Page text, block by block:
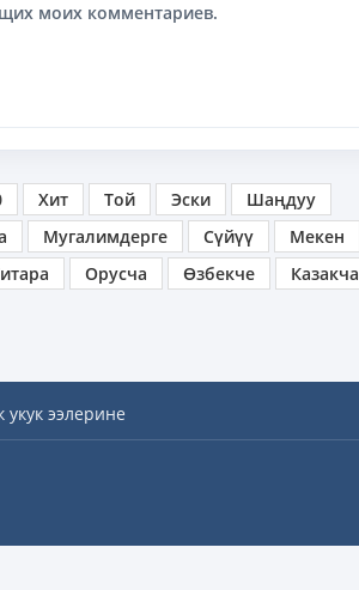
моих комментариев.
Хит Той Эски
Шаңдуу
Мугалимдерге Сүйүү
Мекен
Орусча Өзбекче
Казакча
укук ээлерине